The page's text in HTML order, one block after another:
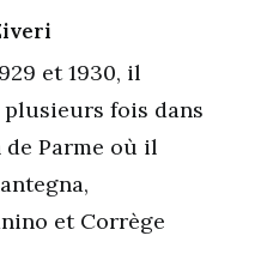
et 1930, il
fois dans
Parme où il
et Corrège